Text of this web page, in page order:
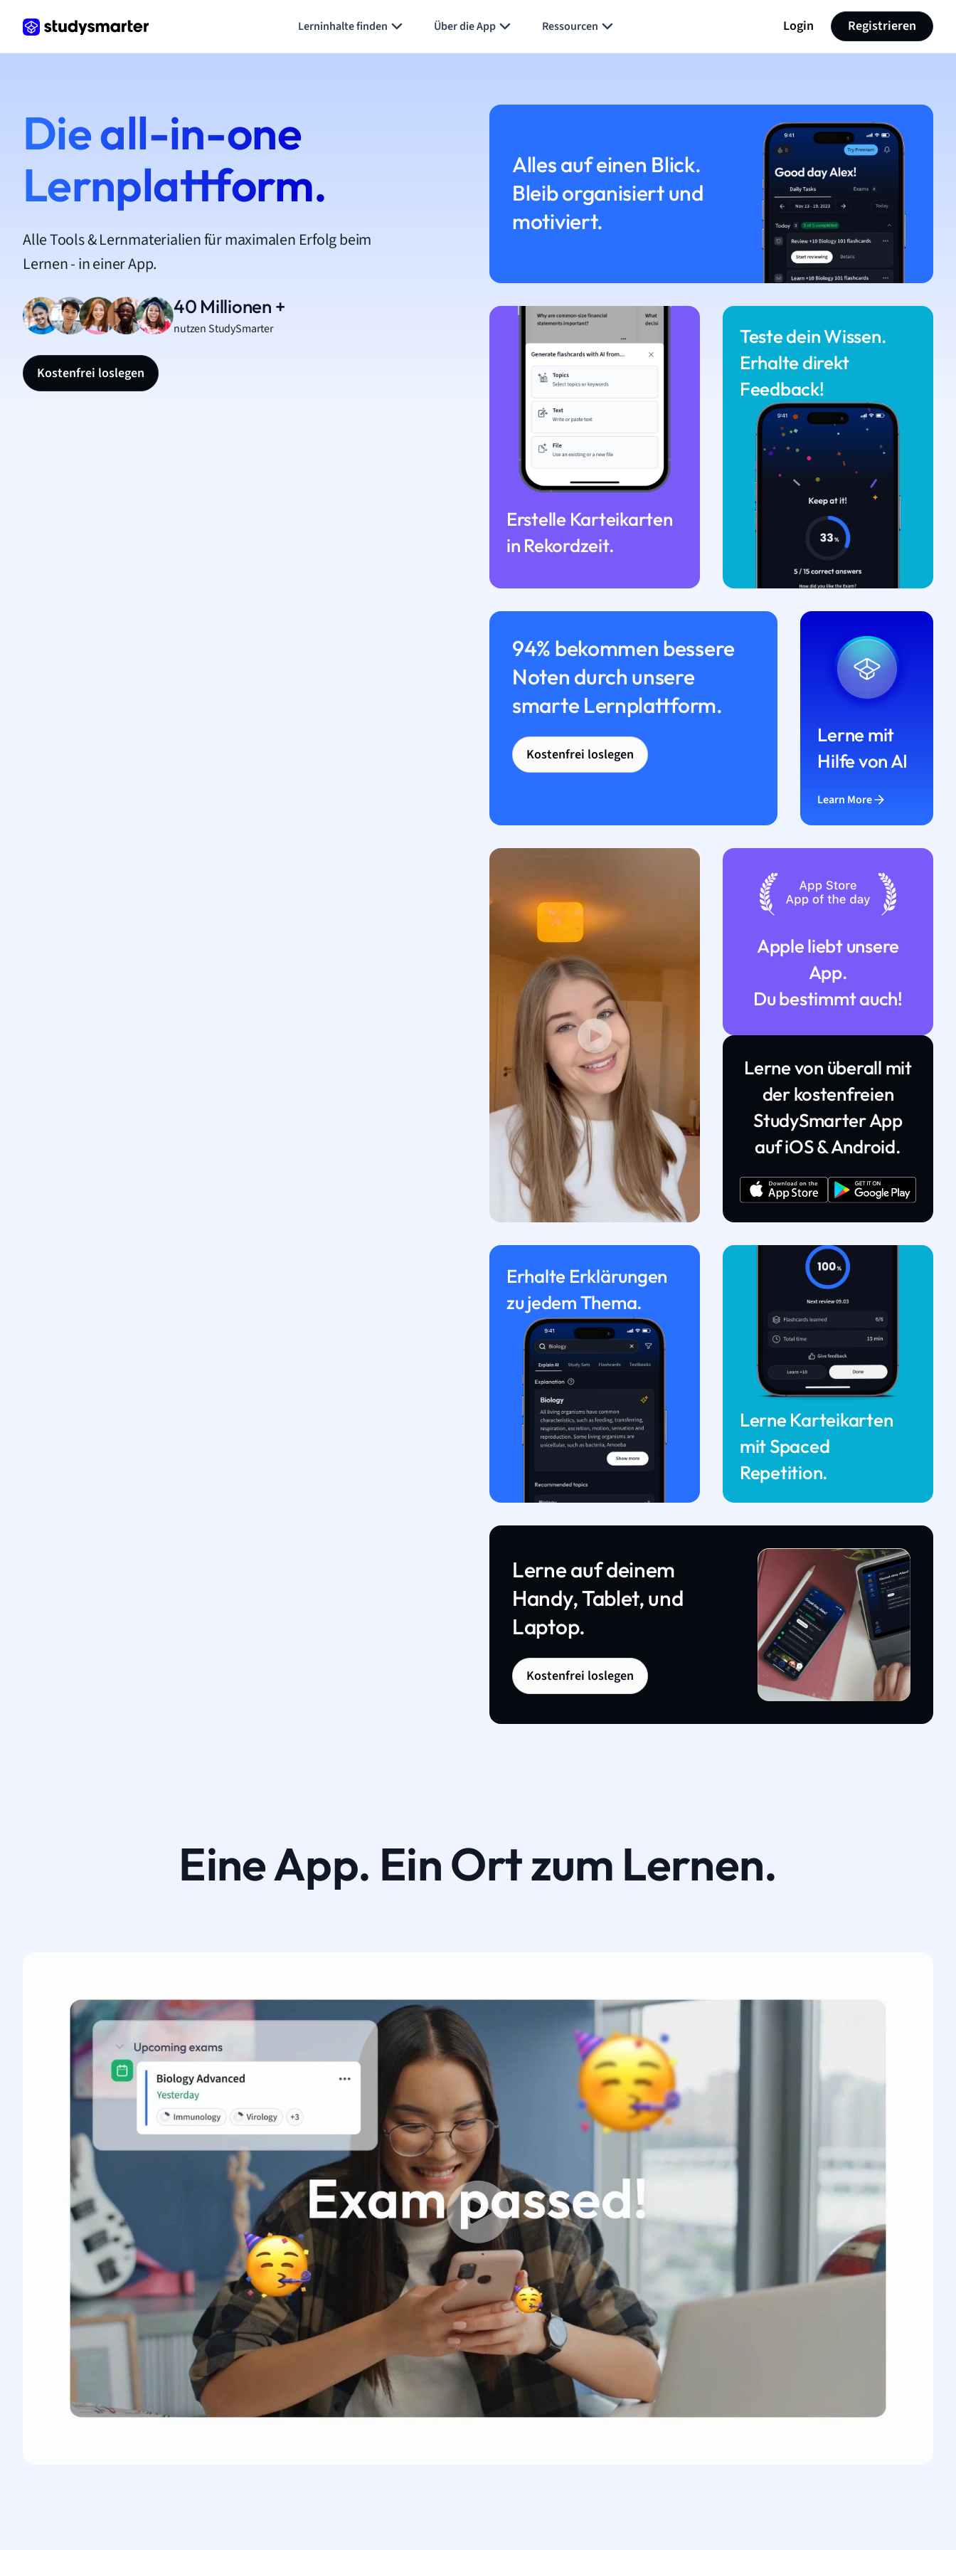
Lerninhalte finden Über die App Ressourcen Login Registrieren
Die all-in-one
Lernplattform.
Alle Tools & Lernmaterialien für maximalen Erfolg beim
Lernen - in einer App.
40 Millionen +
nutzen StudySmarter
Kostenfrei loslegen
Alles auf einen Blick.
Bleib organisiert und
motiviert.
Erstelle Karteikarten
in Rekordzeit.
Teste dein Wissen.
Erhalte direkt
Feedback!
94% bekommen bessere
Noten durch unsere
smarte Lernplattform.
Kostenfrei loslegen
Lerne mit
Hilfe von AI
Learn More
Apple liebt unsere
App.
Du bestimmt auch!
Lerne von überall mit
der kostenfreien
StudySmarter App
auf iOS & Android.
Erhalte Erklärungen
zu jedem Thema.
Lerne Karteikarten
mit Spaced
Repetition.
Lerne auf deinem
Handy, Tablet, und
Laptop.
Kostenfrei loslegen
Eine App. Ein Ort zum Lernen.